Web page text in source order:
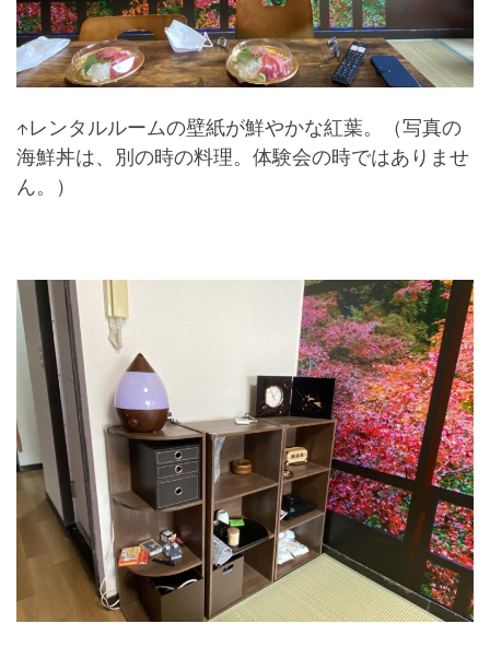
↑レンタルルームの壁紙が鮮やかな紅葉。（写真の
海鮮丼は、別の時の料理。体験会の時ではありませ
ん。）